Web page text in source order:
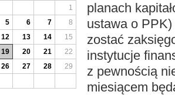
planach
ustawa o PPK)
zostać
instytucje
z pewnością
miesiącem
1
5 6 7
8
12 13 14
15
19 20 21
22
26 27 28
29